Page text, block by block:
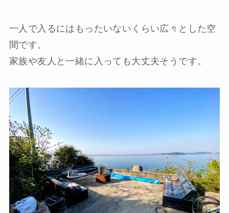
一人で入るにはもったいないくらい広々とした空
間です。
家族や友人と一緒に入っても大丈夫そうです。